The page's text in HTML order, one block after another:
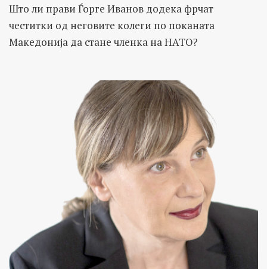
Што ли прави Ѓорге Иванов додека фрчат
честитки од неговите колеги по поканата
Македонија да стане членка на НАТО?